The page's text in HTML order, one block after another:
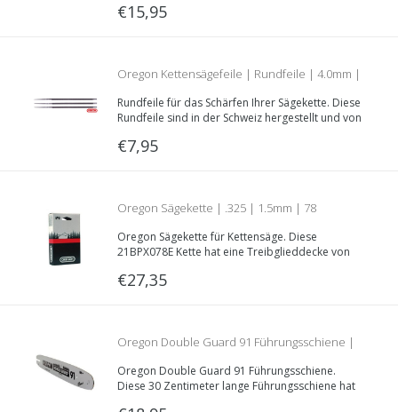
und MSE150 Kettensägen geeignet.
€15,95
Oregon Kettensägefeile | Rundfeile | 4.0mm |
3/8“P und 3/8“LP (1.1 und 1.3mm Hobby-Ketten)
Rundfeile für das Schärfen Ihrer Sägekette. Diese
Rundfeile sind in der Schweiz hergestellt und von
verschiedenen Durchmessern.
€7,95
Oregon Sägekette | .325 | 1.5mm | 78
Treibglieder | Teilnummer 21BPX078E
Oregon Sägekette für Kettensäge. Diese
21BPX078E Kette hat eine Treibglieddecke von
Treibgliedern.
€27,35
Oregon Double Guard 91 Führungsschiene |
30cm | 1.3mm | 3/8LP | 120SDEA074
Oregon Double Guard 91 Führungsschiene.
Diese 30 Zentimeter lange Führungsschiene hat